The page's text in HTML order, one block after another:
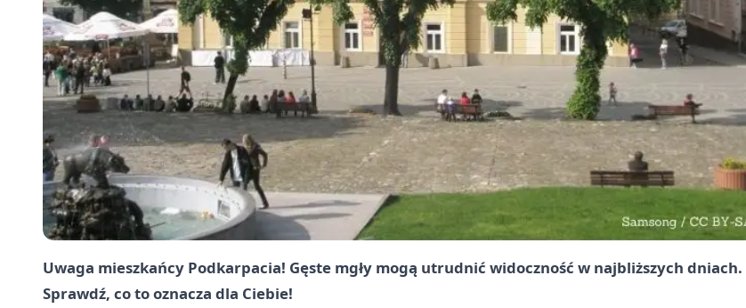
Uwaga mieszkańcy Podkarpacia! Gęste mgły mogą utrudnić widoczność w najbliższych dniach.
Sprawdź, co to oznacza dla Ciebie!